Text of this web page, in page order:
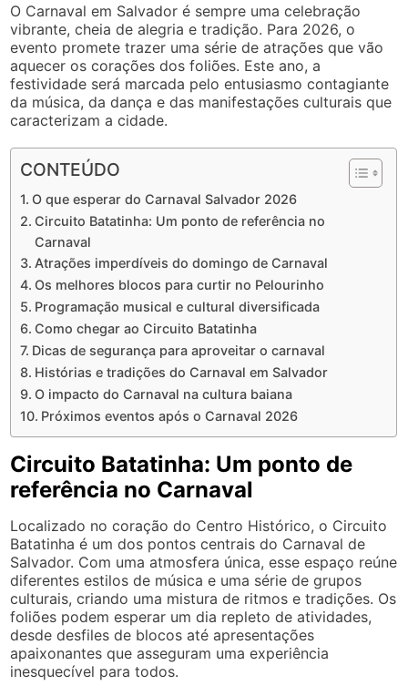
O Carnaval em Salvador é sempre uma celebração
vibrante, cheia de alegria e tradição. Para 2026, o
evento promete trazer uma série de atrações que vão
aquecer os corações dos foliões. Este ano, a
festividade será marcada pelo entusiasmo contagiante
da música, da dança e das manifestações culturais que
caracterizam a cidade.
CONTEÚDO
O que esperar do Carnaval Salvador 2026
Circuito Batatinha: Um ponto de referência no
Carnaval
Atrações imperdíveis do domingo de Carnaval
Os melhores blocos para curtir no Pelourinho
Programação musical e cultural diversificada
Como chegar ao Circuito Batatinha
Dicas de segurança para aproveitar o carnaval
Histórias e tradições do Carnaval em Salvador
O impacto do Carnaval na cultura baiana
Próximos eventos após o Carnaval 2026
Circuito Batatinha: Um ponto de
referência no Carnaval
Localizado no coração do Centro Histórico, o Circuito
Batatinha é um dos pontos centrais do Carnaval de
Salvador. Com uma atmosfera única, esse espaço reúne
diferentes estilos de música e uma série de grupos
culturais, criando uma mistura de ritmos e tradições. Os
foliões podem esperar um dia repleto de atividades,
desde desfiles de blocos até apresentações
apaixonantes que asseguram uma experiência
inesquecível para todos.